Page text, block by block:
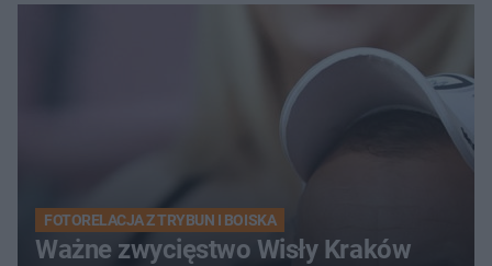
FOTORELACJA Z TRYBUN I BOISKA
Ważne zwycięstwo Wisły Kraków